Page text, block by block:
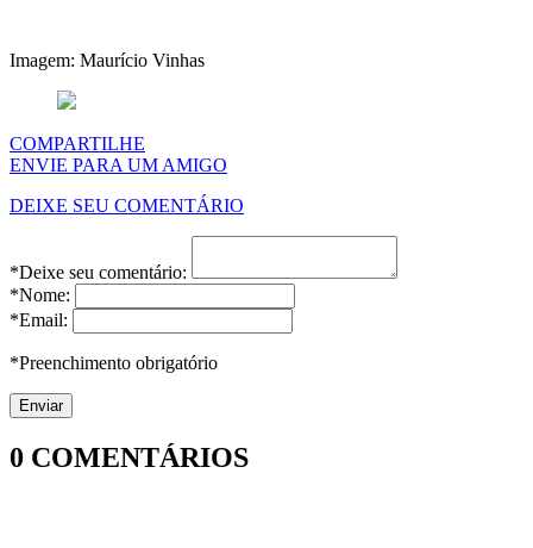
Imagem: Maurício Vinhas
COMPARTILHE
ENVIE PARA UM AMIGO
DEIXE SEU COMENTÁRIO
*Deixe seu comentário:
*Nome:
*Email:
*Preenchimento obrigatório
0 COMENTÁRIOS